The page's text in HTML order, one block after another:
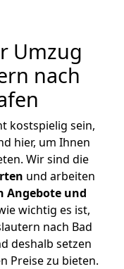
Umzug
nach
kostspielig sein,
hier, um Ihnen
Wir sind die
und arbeiten
Angebote und
wichtig es ist,
nach Bad
deshalb setzen
Preise zu bieten.